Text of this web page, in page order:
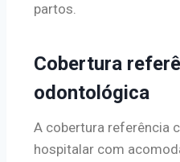
partos.
Cobertura
odontológica
A cobertura referência
hospitalar com